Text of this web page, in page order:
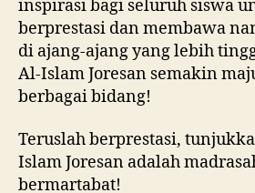
inspirasi bagi seluruh siswa
berprestasi dan membawa
di ajang-ajang yang lebih
Al-Islam Joresan semakin
berbagai bidang!
Teruslah berprestasi,
Islam Joresan adalah
bermartabat!